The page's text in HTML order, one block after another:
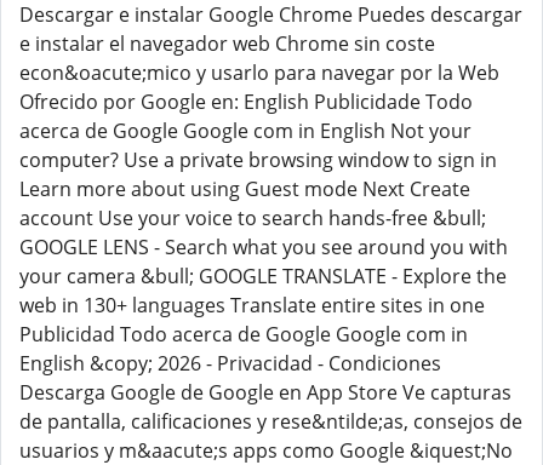
Descargar e instalar Google Chrome Puedes descargar
e instalar el navegador web Chrome sin coste
econ&oacute;mico y usarlo para navegar por la Web
Ofrecido por Google en: English Publicidade Todo
acerca de Google Google com in English Not your
computer? Use a private browsing window to sign in
Learn more about using Guest mode Next Create
account Use your voice to search hands-free &bull;
GOOGLE LENS - Search what you see around you with
your camera &bull; GOOGLE TRANSLATE - Explore the
web in 130+ languages Translate entire sites in one
Publicidad Todo acerca de Google Google com in
English &copy; 2026 - Privacidad - Condiciones
Descarga Google de Google en App Store Ve capturas
de pantalla, calificaciones y rese&ntilde;as, consejos de
usuarios y m&aacute;s apps como Google &iquest;No